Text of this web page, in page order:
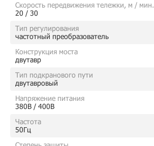
Скорость передвижения тележки, м / мин.
20 / 30
Тип регулирования
частотный преобразователь
Конструкция моста
двутавр
Тип подкранового пути
двутавровый
Напряжение питания
380В / 400В
Частота
50Гц